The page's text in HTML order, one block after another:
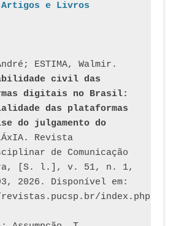
Artigos e Livros
civil das
digitais no Brasil:
das plataformas
do julgamento do
Revista
de Comunicação
[S. l.], v. 51, n. 1,
2026. Disponível em: